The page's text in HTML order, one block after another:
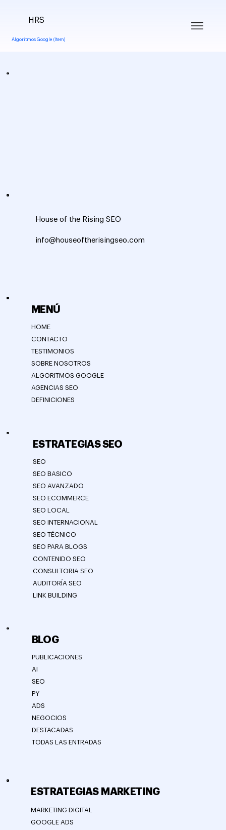
Algoritmos Google (Item)
HRS
MENÚ
HOME
CONTACTO
TESTIMONIOS
SOBRE NOSOTROS
ALGORITMOS GOOGLE
AGENCIAS SEO
DEFINICIONES
ESTRATEGIAS SEO
SEO
SEO BASICO
SEO AVANZADO
SEO ECOMMERCE
SEO LOCAL
SEO INTERNACIONAL
SEO TÉCNICO
SEO PARA BLOGS
CONTENIDO SEO
CONSULTORIA SEO
AUDITORÍA SEO
LINK BUILDING
ESTRATEGIAS MARKETING
MARKETING DIGITAL
GOOGLE ADS
BLOG
PUBLICACIONES
AI
SEO
PY
ADS
NEGOCIOS
DESTACADAS
TODAS LAS ENTRADAS
House of the Rising SEO
info@houseoftherisingseo.com